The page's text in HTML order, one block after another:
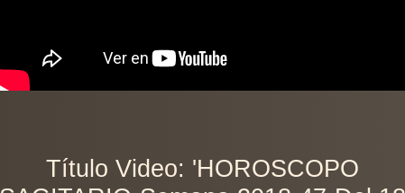
Título Video: 'HOROSCOPO